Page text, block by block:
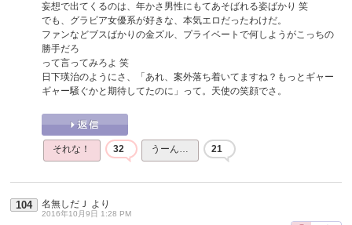
妄想で出てくるのは、年かさ男性にもてあそばれる姿ばかり 笑
でも、グラビア女優系が好きな、本気エロだったわけだ。
ファンなどブスばかりの金ズル、プライベートで何しようがこっちの
勝手だろ
って言ってみろよ 笑
日下瑛治のようにさ、「あれ、案外落ち着いてますね？もっとギャー
ギャー騒ぐかと期待してたのに」って。天使の笑顔でさ。
それな！ 32 うーん… 21
104 名無しだＪ より
2016年10月9日 1:28 PM